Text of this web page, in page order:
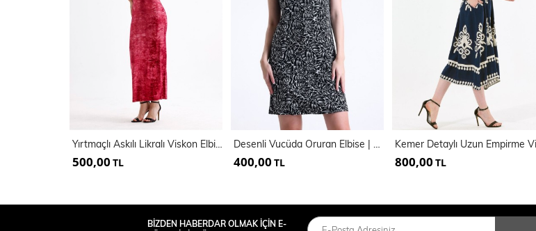
Yırtmaçlı Askılı Likralı Viskon Elbise | ELB35782
500,00 TL
Desenli Vucüda Oruran Elbise | ELB35362
400,00 TL 800,00 TL
BİZDEN HABERDAR OLMAK İÇİN E-